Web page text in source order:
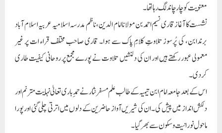
معنویت کو چارچاند لگ رہا تھا۔
نشست کا آغاز قاری نسیم احمدبن مولانا امام الدین، ناظم مدرسہ اسلامیہ عربیہ اسلام آباد
برندابن، کی پُرسوز تلاوتِ کلامِ پاک سے ہوا۔ قاری صاحب مختلف قراء ات پر غیر
معمولی عبور رکھتے ہیں اور ان کی دلنشیں تلاوت نے پورے مجمع پر روحانی کیفیت طاری
کردی۔
اس کے بعد جامعہ امام ابن تیمیہ کے طالب علم مسفر نثار نے حمدِ باری تعالیٰ نہایت مترنم اور
دلکش انداز میں پیش کی۔ ان کی شیریں آواز حاضرین کے دلوں میں اترتی چلی گئی اور پورا
ماحول نورانیت و سکون سے بھر گیا۔